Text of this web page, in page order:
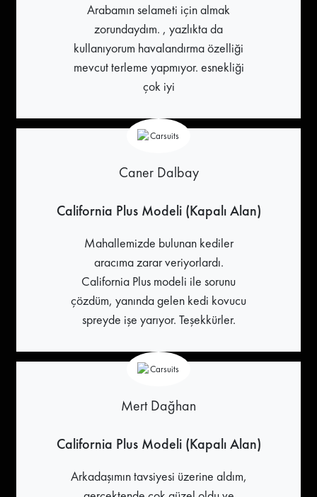
Arabamın selameti için almak
zorundaydım. , yazlıkta da
kullanıyorum havalandırma özelliği
mevcut terleme yapmıyor. esnekliği
çok iyi
Caner Dalbay
California Plus Modeli (Kapalı Alan)
Mahallemizde bulunan kediler
aracıma zarar veriyorlardı.
California Plus modeli ile sorunu
çözdüm, yanında gelen kedi kovucu
spreyde işe yarıyor. Teşekkürler.
Mert Dağhan
California Plus Modeli (Kapalı Alan)
Arkadaşımın tavsiyesi üzerine aldım,